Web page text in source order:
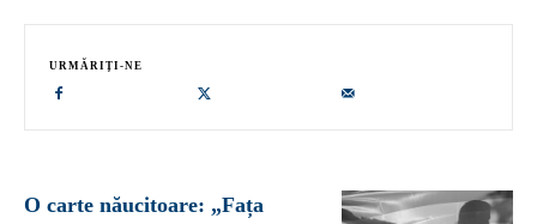
O carte năucitoare: „Fața
URMĂRIȚI-NE